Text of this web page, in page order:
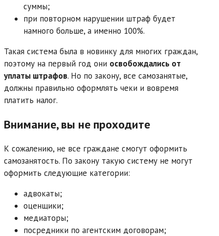
суммы;
при повторном нарушении штраф будет
намного больше, а именно 100%.
Такая система была в новинку для многих граждан,
поэтому на первый год они освобождались от
уплаты штрафов. Но по закону, все самозанятые,
должны правильно оформлять чеки и вовремя
платить налог.
Внимание, вы не проходите
К сожалению, не все граждане смогут оформить
самозанятость. По закону такую систему не могут
оформить следующие категории:
адвокаты;
оценщики;
медиаторы;
посредники по агентским договорам;